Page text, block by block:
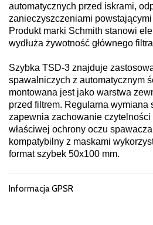
automatycznych przed iskrami,
zanieczyszczeniami
Produkt marki Schmith stanowi
wydłuża żywotność głównego
Szybka TSD-3 znajduje
spawalniczych z automatycznym
montowana jest jako warstwa
przed filtrem. Regularna wymiana
zapewnia zachowanie
właściwej ochrony oczu
kompatybilny z maskami
format szybek 50x100 mm.
Informacja GPSR